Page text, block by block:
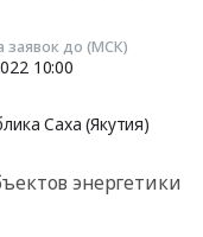
заявок до (МСК)
10:00
Саха (Якутия)
энергетики